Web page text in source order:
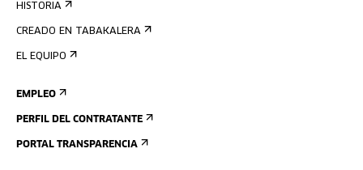
HISTORIA
CREADO EN TABAKALERA
EL EQUIPO
EMPLEO
PERFIL DEL CONTRATANTE
PORTAL TRANSPARENCIA